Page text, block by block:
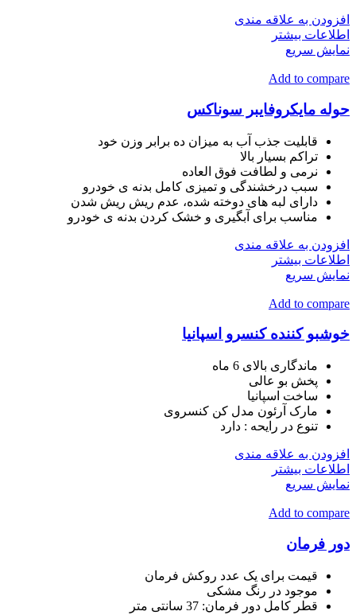
افزودن به علاقه مندی
اطلاعات بیشتر
نمایش سریع
Add to compare
حوله مایکروفایبر سوناکس
قابلیت جذب آب به میزان ده برابر وزن خود
تراکم بسیار بالا
نرمی و لطافت فوق العاده
سبب درخشندگی و تمیزی کامل بدنه ی خودرو
دارای لبه های دوخته شده، عدم ریش ریش شدن
مناسب برای آبگیری و خشک کردن بدنه ی خودرو
افزودن به علاقه مندی
اطلاعات بیشتر
نمایش سریع
Add to compare
خوشبو کننده کنسرو اسپانیا
ماندگاری بالای 6 ماه
پخش بو عالی
ساخت اسپانیا
مارک آرئون مدل کن کنسروی
تنوع در رایحه : دارد
افزودن به علاقه مندی
اطلاعات بیشتر
نمایش سریع
Add to compare
دور فرمان
قیمت برای یک عدد روکش فرمان
موجود در رنگ مشکی
قطر کامل دور فرمان: 37 سانتی متر